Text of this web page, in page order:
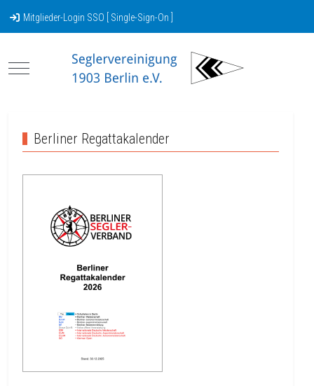
Mitglieder-Login SSO [ Single-Sign-On ]
Mobile Menu Toggle
Berliner Regattakalender